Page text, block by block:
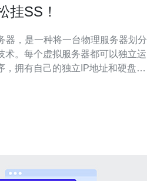
挂SS！
器，是一种将一台物理服务器划分
术。每个虚拟服务器都可以独立运
，拥有自己的独立IP地址和硬盘空
联网连接，非常适合用于托管网